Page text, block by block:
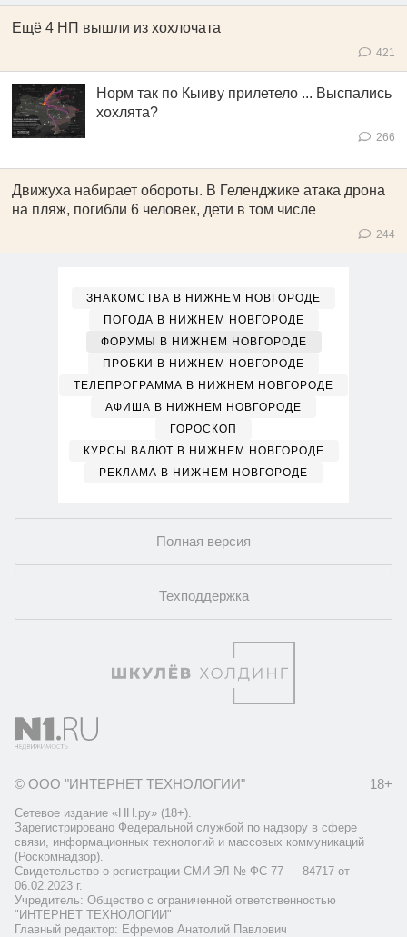
Ещё 4 НП вышли из хохлочата
421
Норм так по Кыиву прилетело ... Выспались
хохлята?
266
Движуха набирает обороты. В Геленджике атака дрона
на пляж, погибли 6 человек, дети в том числе
244
ЗНАКОМСТВА В НИЖНЕМ НОВГОРОДЕ
ПОГОДА В НИЖНЕМ НОВГОРОДЕ
ФОРУМЫ В НИЖНЕМ НОВГОРОДЕ
ПРОБКИ В НИЖНЕМ НОВГОРОДЕ
ТЕЛЕПРОГРАММА В НИЖНЕМ НОВГОРОДЕ
АФИША В НИЖНЕМ НОВГОРОДЕ
ГОРОСКОП
КУРСЫ ВАЛЮТ В НИЖНЕМ НОВГОРОДЕ
РЕКЛАМА В НИЖНЕМ НОВГОРОДЕ
Полная версия
Техподдержка
© ООО "ИНТЕРНЕТ ТЕХНОЛОГИИ" 18+
Сетевое издание «НН.ру» (18+).
Зарегистрировано Федеральной службой по надзору в сфере
связи, информационных технологий и массовых коммуникаций
(Роскомнадзор).
Свидетельство о регистрации СМИ ЭЛ № ФС 77 — 84717 от
06.02.2023 г.
Учредитель: Общество с ограниченной ответственностью
"ИНТЕРНЕТ ТЕХНОЛОГИИ"
Главный редактор: Ефремов Анатолий Павлович